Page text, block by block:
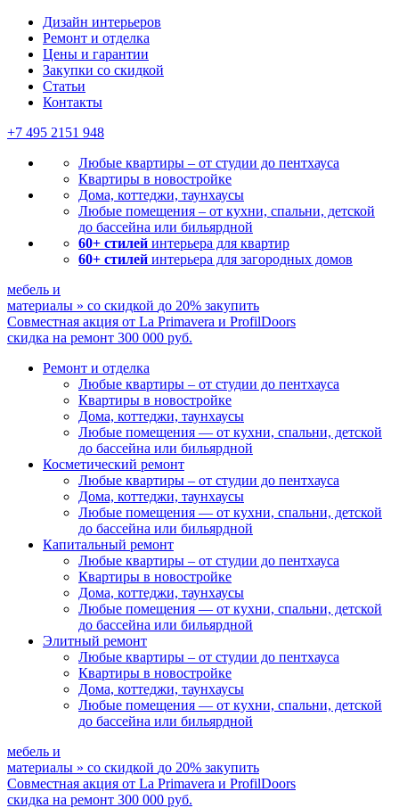
Дизайн интерьеров
Ремонт и отделка
Цены и гарантии
Закупки со скидкой
Статьи
Контакты
+7 495 2151 948
Любые квартиры – от студии до пентхауса
Квартиры в новостройке
Дома, коттеджи, таунхаусы
Любые помещения – от кухни, спальни, детской
до бассейна или бильярдной
60+ стилей интерьера для квартир
60+ стилей интерьера для загородных домов
мебель и
материалы » со скидкой до 20% закупить
Совместная акция от La Primavera и ProfilDoors
скидка на ремонт 300 000 руб.
Ремонт и отделка
Любые квартиры – от студии до пентхауса
Квартиры в новостройке
Дома, коттеджи, таунхаусы
Любые помещения — от кухни, спальни, детской
до бассейна или бильярдной
Косметический ремонт
Любые квартиры – от студии до пентхауса
Дома, коттеджи, таунхаусы
Любые помещения — от кухни, спальни, детской
до бассейна или бильярдной
Капитальный ремонт
Любые квартиры – от студии до пентхауса
Квартиры в новостройке
Дома, коттеджи, таунхаусы
Любые помещения — от кухни, спальни, детской
до бассейна или бильярдной
Элитный ремонт
Любые квартиры – от студии до пентхауса
Квартиры в новостройке
Дома, коттеджи, таунхаусы
Любые помещения — от кухни, спальни, детской
до бассейна или бильярдной
мебель и
материалы » со скидкой до 20% закупить
Совместная акция от La Primavera и ProfilDoors
скидка на ремонт 300 000 руб.